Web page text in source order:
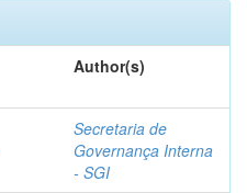
Author(s)
Secretaria de
Governança Interna
- SGI